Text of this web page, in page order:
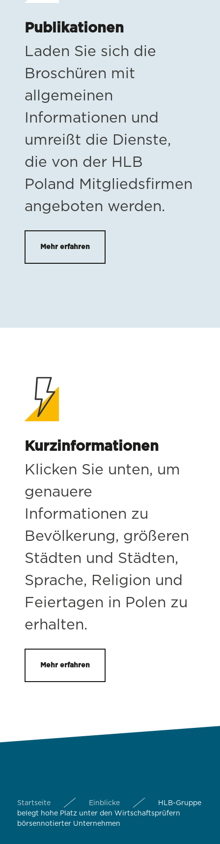
Publikationen
Laden Sie sich die
Broschüren mit
allgemeinen
Informationen und
umreißt die Dienste,
die von der HLB
Poland Mitgliedsfirmen
angeboten werden.
Mehr erfahren
Kurzinformationen
Klicken Sie unten, um
genauere
Informationen zu
Bevölkerung, größeren
Städten und Städten,
Sprache, Religion und
Feiertagen in Polen zu
erhalten.
Mehr erfahren
Startseite Einblicke
HLB-Gruppe
belegt hohe Platz unter den Wirtschaftsprüfern
börsennotierter Unternehmen